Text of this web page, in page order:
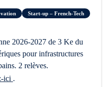
Start-up – French-Tech
pour infrastructures
2 relèves.
ici .